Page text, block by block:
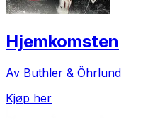
Hjemkomsten
Av Buthler & Öhrlund
Kjøp her